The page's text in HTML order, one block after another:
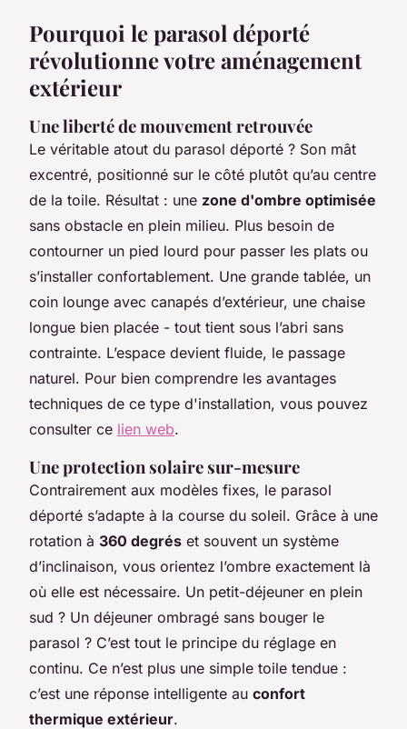
Pourquoi le parasol déporté
révolutionne votre aménagement
extérieur
Une liberté de mouvement retrouvée
Le véritable atout du parasol déporté ? Son mât
excentré, positionné sur le côté plutôt qu’au centre
de la toile. Résultat : une zone d'ombre optimisée
sans obstacle en plein milieu. Plus besoin de
contourner un pied lourd pour passer les plats ou
s’installer confortablement. Une grande tablée, un
coin lounge avec canapés d’extérieur, une chaise
longue bien placée - tout tient sous l’abri sans
contrainte. L’espace devient fluide, le passage
naturel. Pour bien comprendre les avantages
techniques de ce type d'installation, vous pouvez
consulter ce lien web.
Une protection solaire sur-mesure
Contrairement aux modèles fixes, le parasol
déporté s’adapte à la course du soleil. Grâce à une
rotation à 360 degrés et souvent un système
d’inclinaison, vous orientez l’ombre exactement là
où elle est nécessaire. Un petit-déjeuner en plein
sud ? Un déjeuner ombragé sans bouger le
parasol ? C’est tout le principe du réglage en
continu. Ce n’est plus une simple toile tendue :
c’est une réponse intelligente au confort
thermique extérieur.